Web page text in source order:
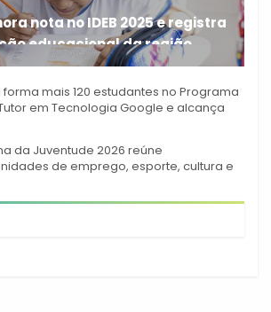
nota no IDEB 2025 e registra
educacional da região
de ensino
forma mais 120 estudantes no Programa
em Tecnologia Google e alcança
da Juventude 2026 reúne
de emprego, esporte, cultura e